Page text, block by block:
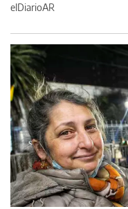
elDiarioAR